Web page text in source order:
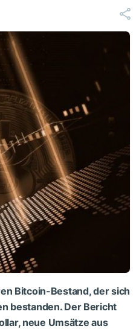
Bitcoin-Bestand, der sich
bestanden. Der Bericht
neue Umsätze aus